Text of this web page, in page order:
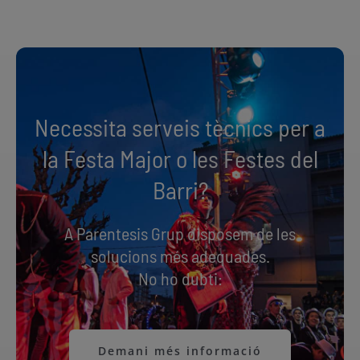
Necessita serveis tècnics per a
la Festa Major o les Festes del
Barri?
A Parentesis Grup disposem de les
solucions més adequades.
No ho dubti:
Demani més informació